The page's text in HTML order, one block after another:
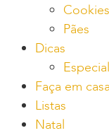
Pães
Dicas
Faça em casa
Listas
Natal